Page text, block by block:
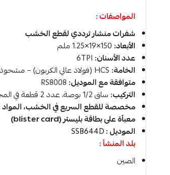
المواصفات :
شفرات منشار ترددي لقطع الخشب
الأبعاد:
عدد الأسنان:
الخامة:
متوافقة مع الموديل:
التركيب: ساق 1/2 بوصة، عدد 2 قطعة في المجموعة
مخصصة للقطع السريع في الخشب، المواد
معبأة على بطاقة بليستر (blister card)
الموديل :SSB644D
بلد المنشأ :
الصين